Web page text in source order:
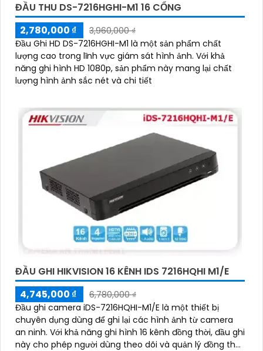
ĐẦU THU DS-7216HGHI-M1 16 CỔNG
2,780,000 ₫
3,960,000 ₫
Đầu Ghi HD DS-7216HGHI-M1 là một sản phẩm chất
lượng cao trong lĩnh vực giám sát hình ảnh. Với khả
năng ghi hình HD 1080p, sản phẩm này mang lại chất
lượng hình ảnh sắc nét và chi tiết
ĐẦU GHI HIKVISION 16 KÊNH IDS 7216HQHI M1/E
4,745,000 ₫
6,780,000 ₫
Đầu ghi camera iDS-7216HQHI-M1/E là một thiết bị
chuyên dụng dùng để ghi lại các hình ảnh từ camera
an ninh. Với khả năng ghi hình 16 kênh đồng thời, đầu ghi
này cho phép người dùng theo dõi và quản lý đồng thời